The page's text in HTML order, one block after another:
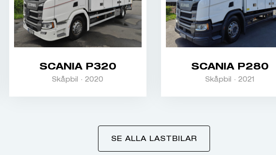
SCANIA P320
Skåpbil · 2020
SCANIA P280
Skåpbil · 2021
SE ALLA LASTBILAR